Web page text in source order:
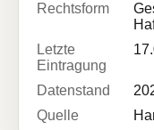
Rechtsform
Letzte
Eintragung
Datenstand
Quelle